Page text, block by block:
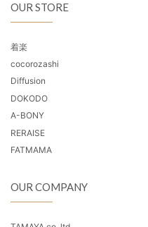
OUR STORE
着楽
cocorozashi
Diffusion
DOKODO
A-BONY
RERAISE
FATMAMA
OUR COMPANY